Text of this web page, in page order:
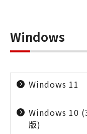
Windows
Windows 11
Windows 10
版)